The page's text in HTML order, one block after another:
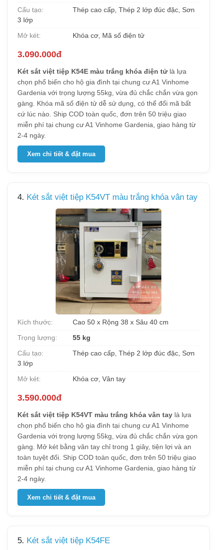
Cấu tạo:
Thép cao cấp, Thép 2 lớp đúc đặc, Sơn
3 lớp
Mở két:
Khóa cơ, Mã số điện tử
3.090.000đ
Két sắt việt tiệp K54E màu trắng khóa điện tửlà lựa
chọn phổ biến cho hộ gia đình tại chung cư A1 Vinhome
Gardenia với trọng lượng 55kg, vừa đủ chắc chắn vừa gọn
gàng. Khóa mã số điện tử dễ sử dụng, có thể đổi mã bất
cứ lúc nào. Ship COD toàn quốc, đơn trên 50 triệu giao
miễn phí tại chung cư A1 Vinhome Gardenia, giao hàng từ
2-4 ngày.
Xem chi tiết & đặt mua
4. Két sắt việt tiệp K54VT màu trắng khóa vân tay
Kích thước:
Cao 50 x Rộng 38 x Sâu 40 cm
Trọng lượng:
55 kg
Cấu tạo:
Thép cao cấp, Thép 2 lớp đúc đặc, Sơn
3 lớp
Mở két:
Khóa cơ, Vân tay
3.590.000đ
Két sắt việt tiệp K54VT màu trắng khóa vân tay là lựa
chọn phổ biến cho hộ gia đình tại chung cư A1 Vinhome
Gardenia với trọng lượng 55kg, vừa đủ chắc chắn vừa gọn
gàng. Mở két bằng vân tay chỉ trong 1 giây, tiện lợi và an
toàn tuyệt đối. Ship COD toàn quốc, đơn trên 50 triệu giao
miễn phí tại chung cư A1 Vinhome Gardenia, giao hàng từ
2-4 ngày.
Xem chi tiết & đặt mua
5. Két sắt việt tiệp K54FE